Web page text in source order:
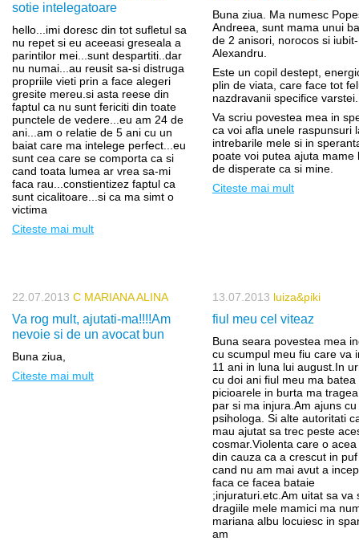
sotie intelegatoare
hello...imi doresc din tot sufletul sa
nu repet si eu aceeasi greseala a
parintilor mei...sunt despartiti..dar
nu numai...au reusit sa-si distruga
propriile vieti prin a face alegeri
gresite mereu.si asta reese din
faptul ca nu sunt fericiti din toate
punctele de vedere...eu am 24 de
ani...am o relatie de 5 ani cu un
baiat care ma intelege perfect...eu
sunt cea care se comporta ca si
cand toata lumea ar vrea sa-mi
faca rau...constientizez faptul ca
sunt cicalitoare...si ca ma simt o
victima
Citeste mai mult
Buna ziua. Ma numesc
Andreea, sunt mama unui
de 2 anisori, norocos si iubit-
Alexandru.
Este un copil destept,
plin de viata, care face tot
nazdravanii specifice varstei.
Va scriu povestea mea in
ca voi afla unele raspunsuri
intrebarile mele si in
poate voi putea ajuta mame
de disperate ca si mine.
Citeste mai mult
22.07.2013 C MARIANA ALINA
Va rog mult, ajutati-ma!!!!Am
nevoie si de un avocat bun
Buna ziua,
Citeste mai mult
13.07.2013 luiza&piki
fiul meu cel viteaz
Buna seara povestea mea
cu scumpul meu fiu care va
11 ani in luna lui august.In
cu doi ani fiul meu ma batea
picioarele in burta ma
par si ma injura.Am ajuns cu
psihologa. Si alte autoritati
mau ajutat sa trec peste
cosmar.Violenta care o
din cauza ca a crescut in
cand nu am mai avut a
faca ce facea bataie
;injuraturi.etc.Am uitat sa va
dragiile mele mamici ma
mariana albu locuiesc in
am